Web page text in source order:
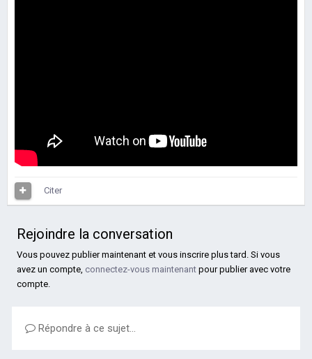
Citer
Rejoindre la conversation
Vous pouvez publier maintenant et vous inscrire plus tard. Si vous
avez un compte, connectez-vous maintenant pour publier avec votre
compte.
Répondre à ce sujet…